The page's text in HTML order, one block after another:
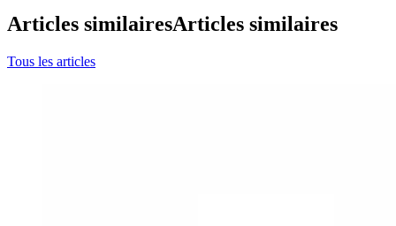
Articles similairesArticles similaires
Tous les articles